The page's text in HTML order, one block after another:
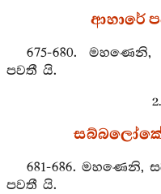
ආහාරේ
675-680.
පවතී යි.
සබ්බලෝකේ
681-686.
පවතී යි.